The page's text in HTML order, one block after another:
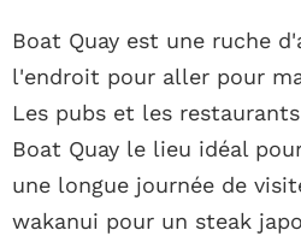
Boat Quay est une ruche
l'endroit pour aller pour
Les pubs et les
Boat Quay le lieu idéal
une longue journée de
wakanui pour un steak